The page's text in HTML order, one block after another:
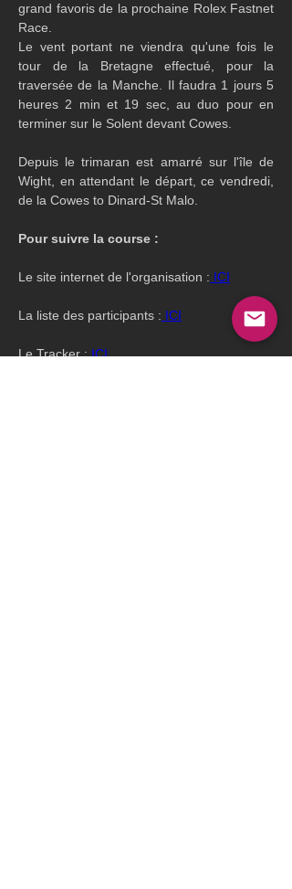
grand favoris de la prochaine Rolex Fastnet
Race.
Le vent portant ne viendra qu'une fois le
tour de la Bretagne effectué, pour la
traversée de la Manche. Il faudra 1 jours 5
heures 2 min et 19 sec, au duo pour en
terminer sur le Solent devant Cowes.
Depuis le trimaran est amarré sur l'île de
Wight, en attendant le départ, ce vendredi,
de la Cowes to Dinard-St Malo.
Pour suivre la course :
Le site internet de l'organisation : ICI
La liste des participants : ICI
Le Tracker : ICI